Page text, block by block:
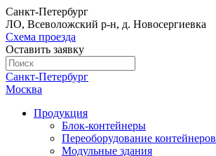
Санкт-Петербург
ЛО, Всеволожский р-н, д. Новосергиевка
Схема проезда
Оставить заявку
Санкт-Петербург
Москва
Продукция
Блок-контейнеры
Переоборудование контейнеров
Модульные здания